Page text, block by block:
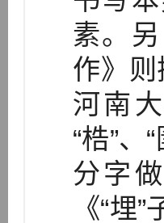
素。
作》
河南
“梏”、
分字
《“埋